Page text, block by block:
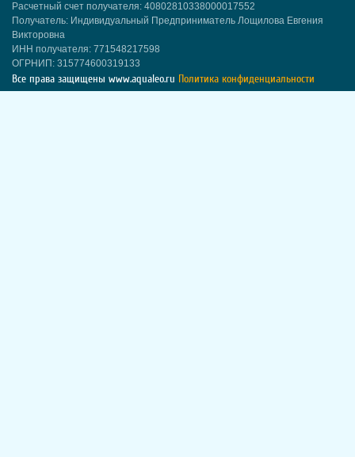
Расчетный счет получателя: 40802810338000017552
Получатель: Индивидуальный Предприниматель Лощилова Евгения
Викторовна
ИНН получателя: 771548217598
ОГРНИП: 315774600319133
Все права защищены www.aqualeo.ru Политика конфиденциальности